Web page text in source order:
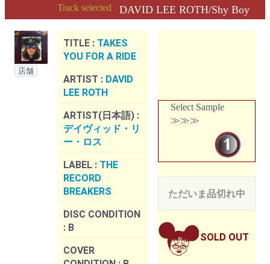
Track selected : DAVID LEE ROTH/Shy Boy
店舗
TITLE : TAKES
YOU FOR A RIDE
ARTIST : DAVID
LEE ROTH
ARTIST(日本語) :
デイヴィッド・リ
ー・ロス
LABEL : THE
RECORD
BREAKERS
DISC CONDITION
: B
COVER
Select Sample
≫≫≫
ただいま品切れ中
SOLD OUT